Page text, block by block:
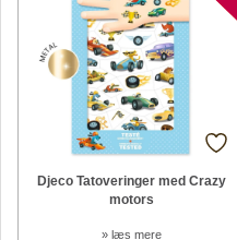
Djeco Tatoveringer med Crazy
motors
» læs mere